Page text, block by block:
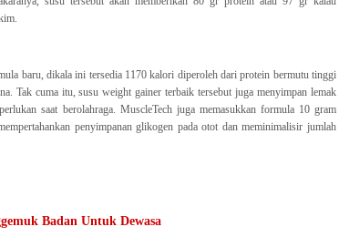
baru, dikala ini tersedia 1170 kalori diperoleh dari protein bermutu tinggi
Tak cuma itu, susu weight gainer terbaik tersebut juga menyimpan lemak
saat berolahraga. MuscleTech juga memasukkan formula 10 gram
penyimpanan glikogen pada otot dan meminimalisir jumlah
Badan Untuk Dewasa